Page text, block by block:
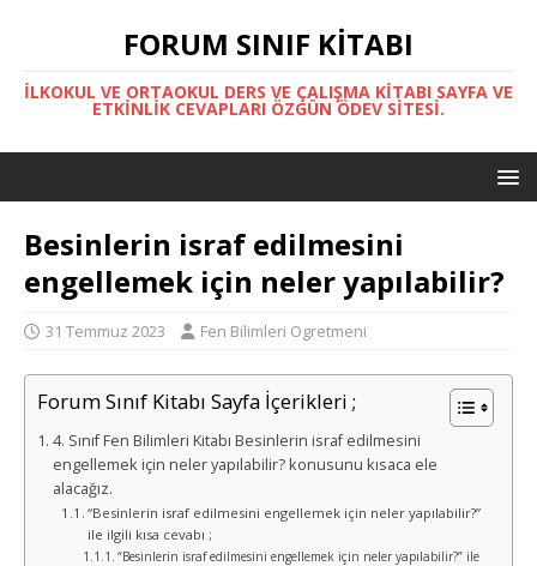
FORUM SINIF KITABI
İLKOKUL VE ORTAOKUL DERS VE ÇALIŞMA KITABI SAYFA VE
ETKINLIK CEVAPLARI ÖZGÜN ÖDEV SITESI.
Besinlerin israf edilmesini
engellemek için neler yapılabilir?
31 Temmuz 2023 Fen Bilimleri Ogretmeni
Forum Sınıf Kitabı Sayfa İçerikleri ;
4. Sınıf Fen Bilimleri Kitabı Besinlerin israf edilmesini
engellemek için neler yapılabilir? konusunu kısaca ele
alacağız.
“Besinlerin israf edilmesini engellemek için neler yapılabilir?”
ile ilgili kısa cevabı ;
“Besinlerin israf edilmesini engellemek için neler yapılabilir?” ile